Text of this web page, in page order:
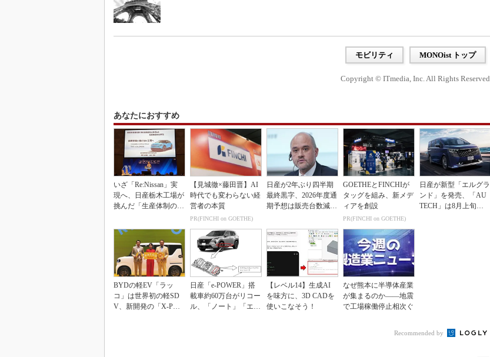
モビリティ MONOist トップ
Copyright © ITmedia, Inc. All Rights Reserved.
あなたにおすすめ
いざ「Re:Nissan」実
現へ、日産栃木工場が
挑んだ「生産体制の比
【見城徹×藤田晋】AI
時代でも変わらない経
営者の本質
PR(FINCHI on GOETHE)
日産が2年ぶり四半期
最終黒字、2026年度通
期予想は販売台数減も
GOETHEとFINCHIが
タッグを組み、新メデ
ィアを創設
PR(FINCHI on GOETHE)
日産が新型「エルグラ
ンド」を発売、「AU
TECH」は8月上旬に
BYDの軽EV「ラッ
コ」は世界初の軽SD
V、新開発の「X-PAC
日産「e-POWER」搭
載車約60万台がリコー
ル、「ノート」「エク
【レベル14】生成AI
を味方に、3D CADを
使いこなそう！
なぜ熊本に半導体産業
が集まるのか――地震
で工場稼働停止相次ぐ
Recommended by